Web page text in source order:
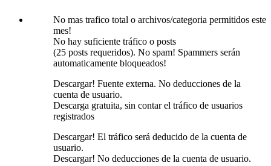
No mas trafico total o archivos/categoria permitidos este
mes!
No hay suficiente tráfico o posts
(25 posts requeridos). No spam! Spammers serán
automaticamente bloqueados!
Descargar! Fuente externa. No deducciones de la
cuenta de usuario.
Descarga gratuita, sin contar el tráfico de usuarios
registrados
Descargar! El tráfico será deducido de la cuenta de
usuario.
Descargar! No deducciones de la cuenta de usuario.